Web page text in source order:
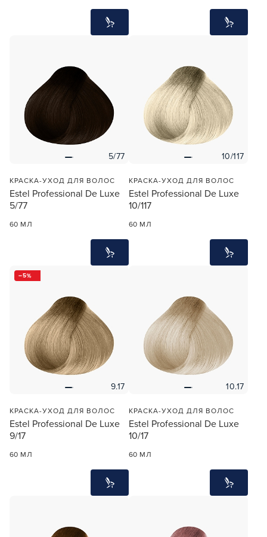
5/77
КРАСКА-УХОД ДЛЯ ВОЛОС
Estel Professional De Luxe
5/77
60 МЛ
10/117
КРАСКА-УХОД ДЛЯ ВОЛОС
Estel Professional De Luxe
10/117
60 МЛ
5
9.17
КРАСКА-УХОД ДЛЯ ВОЛОС
Estel Professional De Luxe
9/17
60 МЛ
10.17
КРАСКА-УХОД ДЛЯ ВОЛОС
Estel Professional De Luxe
10/17
60 МЛ